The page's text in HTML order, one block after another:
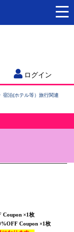
ログイン
宿泊(ホテル等）旅行関連